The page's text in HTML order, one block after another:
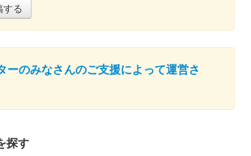
印 東北ずん子 冬版
印
する
ーのみなさんのご支援によって運営さ
探す